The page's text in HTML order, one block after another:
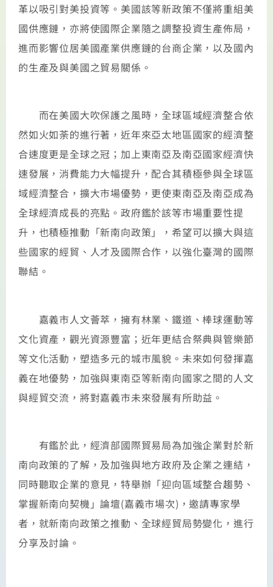
革以吸引對美投資等。美國該等新政策不僅將重組美
國供應鏈，亦將使國際企業隨之調整投資生產佈局，
進而影響位居美國產業供應鏈的台商企業，以及國內
的生產及與美國之貿易關係。
而在美國大吹保護之風時，全球區域經濟整合依
然如火如荼的進行著，近年來亞太地區國家的經濟整
合速度更是全球之冠；加上東南亞及南亞國家經濟快
速發展，消費能力大幅提升，配合其積極參與全球區
域經濟整合，擴大市場優勢，更使東南亞及南亞成為
全球經濟成長的亮點。政府鑑於該等市場重要性提
升，也積極推動「新南向政策」，希望可以擴大與這
些國家的經貿、人才及國際合作，以強化臺灣的國際
聯結。
嘉義市人文薈萃，擁有林業、鐵道、棒球運動等
文化資產，觀光資源豐富；近年更結合祭典與管樂節
等文化活動，塑造多元的城市風貌。未來如何發揮嘉
義在地優勢，加強與東南亞等新南向國家之間的人文
與經貿交流，將對嘉義市未來發展有所助益。
有鑑於此，經濟部國際貿易局為加強企業對於新
南向政策的了解，及加強與地方政府及企業之連結，
同時聽取企業的意見，特舉辦「迎向區域整合趨勢、
掌握新南向契機」論壇(嘉義市場次)，邀請專家學
者，就新南向政策之推動、全球經貿局勢變化，進行
分享及討論。